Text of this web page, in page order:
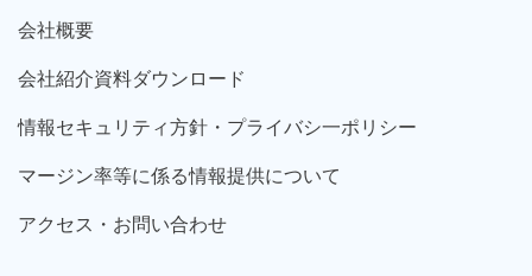
会社概要
会社紹介資料ダウンロード
情報セキュリティ方針・プライバシ一ポリシー
マージン率等に係る情報提供について
アクセス・お問い合わせ